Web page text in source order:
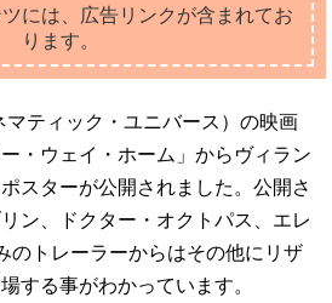
には、広告リンクが含まれてお
ります。
マティック・ユニバース）の映画
・ウェイ・ホーム」からヴィラン
スターが公開されました。公開さ
ン、ドクター・オクトパス、エレ
のトレーラーからはその他にリザ
する事がわかっています。